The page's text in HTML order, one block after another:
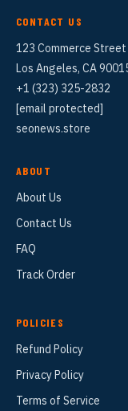
CONTACT US
123 Commerce Street
Los Angeles, CA
+1 (323) 325-2832
[email protected]
seonews.store
ABOUT
About Us
Contact Us
FAQ
Track Order
POLICIES
Refund Policy
Privacy Policy
Terms of Service